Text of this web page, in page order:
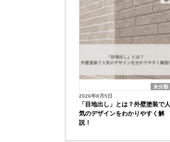
未分類
2026年8月5日
「目地出し」とは？外壁塗装で人
気のデザインをわかりやすく解
説！